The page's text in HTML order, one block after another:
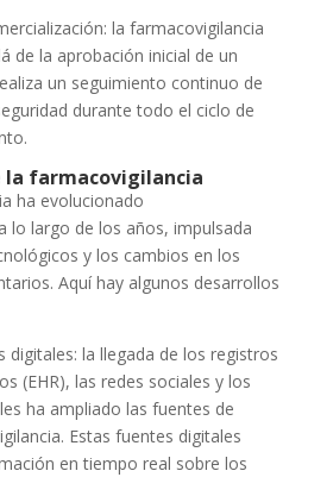
la farmacovigilancia
de la aprobación inicial de un
un seguimiento continuo de
durante todo el ciclo de
la farmacovigilancia
ha evolucionado
lo largo de los años, impulsada
y los cambios en los
Aquí hay algunos desarrollos
digitales: la llegada de los registros
(EHR), las redes sociales y los
ha ampliado las fuentes de
Estas fuentes digitales
en tiempo real sobre los